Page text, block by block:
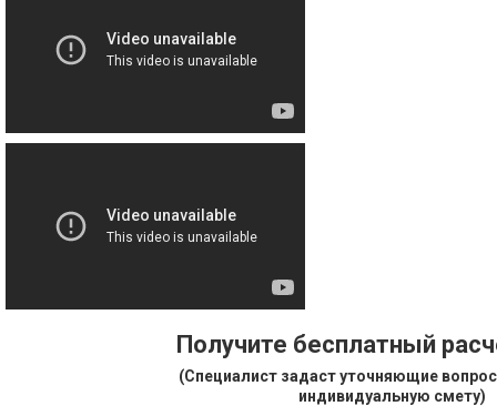
Получите бесплатный
(Специалист задаст уточняющие
индивидуальную смету)